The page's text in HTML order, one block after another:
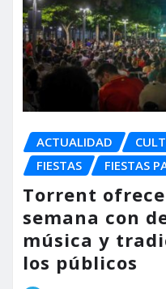
ACTUALIDAD
FIESTAS
FIESTAS
Torrent
semana con
música y
los públicos